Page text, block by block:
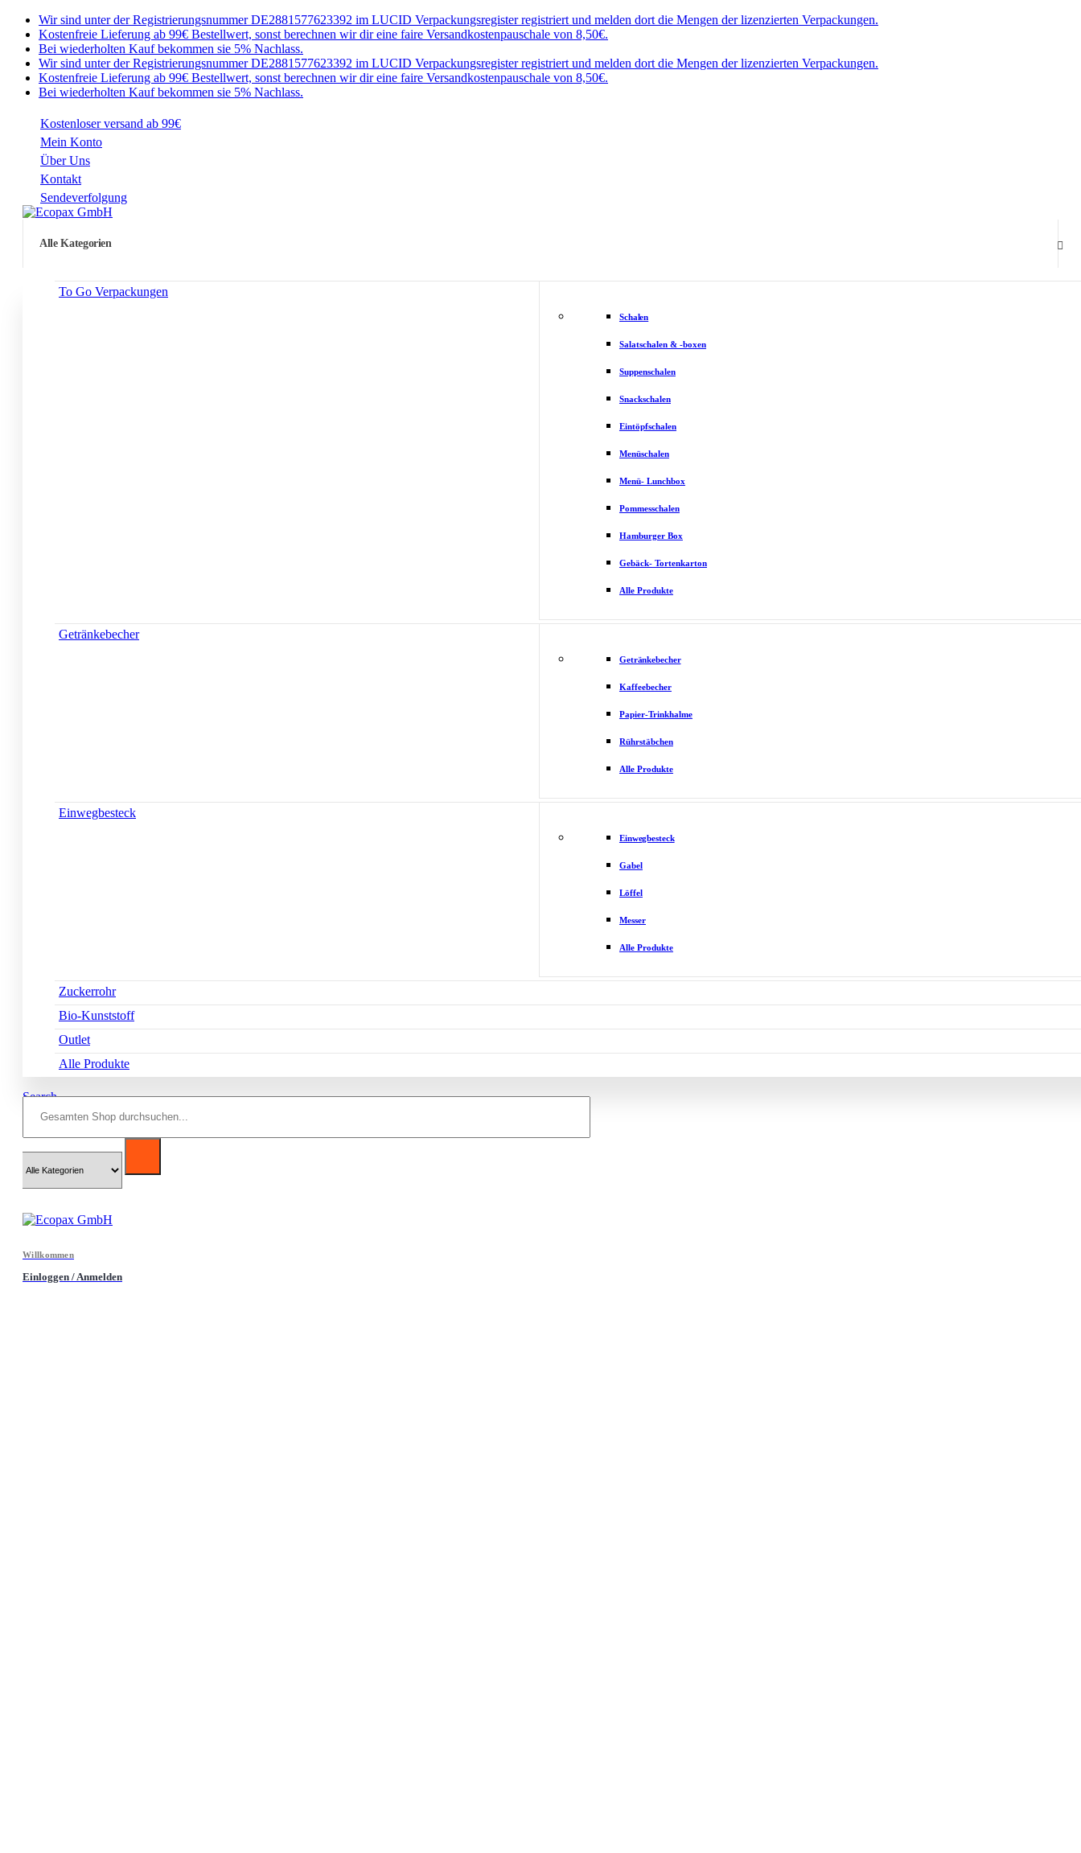
Wir sind unter der Registrierungsnummer DE2881577623392 im LUCID Verpackungsregister registriert und melden dort die Mengen der lizenzierten Verpackungen.
Kostenfreie Lieferung ab 99€ Bestellwert, sonst berechnen wir dir eine faire Versandkostenpauschale von 8,50€.
Bei wiederholten Kauf bekommen sie 5% Nachlass.
Wir sind unter der Registrierungsnummer DE2881577623392 im LUCID Verpackungsregister registriert und melden dort die Mengen der lizenzierten Verpackungen.
Kostenfreie Lieferung ab 99€ Bestellwert, sonst berechnen wir dir eine faire Versandkostenpauschale von 8,50€.
Bei wiederholten Kauf bekommen sie 5% Nachlass.
Kostenloser versand ab 99€
Mein Konto
Über Uns
Kontakt
Sendeverfolgung
Alle Kategorien
To Go Verpackungen
Schalen
Salatschalen & -boxen
Suppenschalen
Snackschalen
Eintöpfschalen
Menüschalen
Menü- Lunchbox
Pommesschalen
Hamburger Box
Gebäck- Tortenkarton
Alle Produkte
Getränkebecher
Getränkebecher
Kaffeebecher
Papier-Trinkhalme
Rührstäbchen
Alle Produkte
Einwegbesteck
Einwegbesteck
Gabel
Löffel
Messer
Alle Produkte
Zuckerrohr
Bio-Kunststoff
Outlet
Alle Produkte
Search
Willkommen
Einloggen / Anmelden